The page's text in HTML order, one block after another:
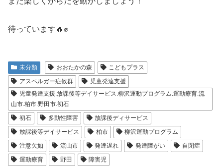
待っています🔥✊
未分類 おおたかの森
こどもプラス
アスペルガー症候群
児童発達支援
児童発達支援.放課後等デイサービス.柳沢運動プログラム.運動療育.流
山市.柏市.野田市.初石
初石
多動性障害
放課後ディサービス
放課後等デイサービス
柏市
柳沢運動プログラム
注意欠如
流山市 発達遅れ 発達障がい
自閉症
運動療育
野田 障害児